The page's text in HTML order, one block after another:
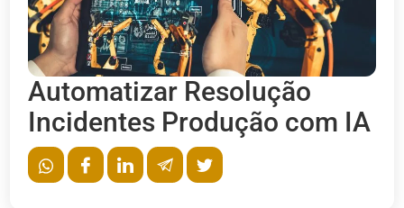
Automatizar Resolução
Incidentes Produção com IA